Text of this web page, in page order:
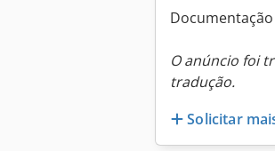
O anúncio foi
tradução.
Solicitar